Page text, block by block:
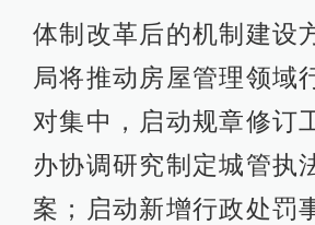
体制改革后的机制建设
局将推动房屋管理领域
对集中，启动规章修订
办协调研究制定城管执
案；启动新增行政处罚